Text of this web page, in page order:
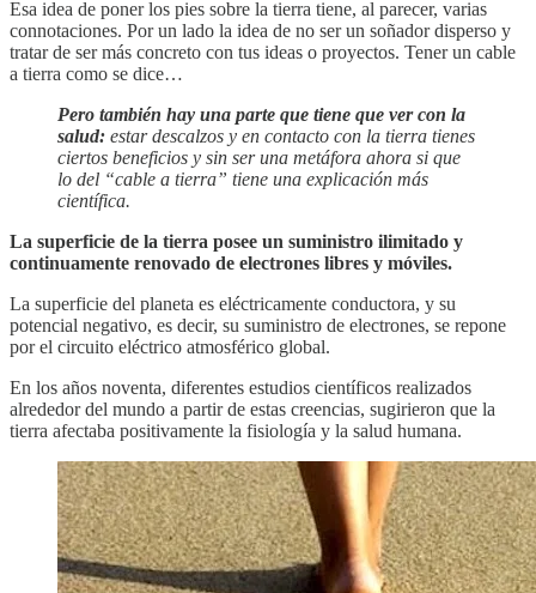
Esa idea de poner los pies sobre la tierra tiene, al parecer, varias
connotaciones. Por un lado la idea de no ser un soñador disperso y
tratar de ser más concreto con tus ideas o proyectos. Tener un cable
a tierra como se dice…
Pero también hay una parte que tiene que ver con la
salud: estar descalzos y en contacto con la tierra tienes
ciertos beneficios y sin ser una metáfora ahora si que
lo del “cable a tierra” tiene una explicación más
científica.
La superficie de la tierra posee un suministro ilimitado y
continuamente renovado de electrones libres y móviles.
La superficie del planeta es eléctricamente conductora, y su
potencial negativo, es decir, su suministro de electrones, se repone
por el circuito eléctrico atmosférico global.
En los años noventa, diferentes estudios científicos realizados
alrededor del mundo a partir de estas creencias, sugirieron que la
tierra afectaba positivamente la fisiología y la salud humana.